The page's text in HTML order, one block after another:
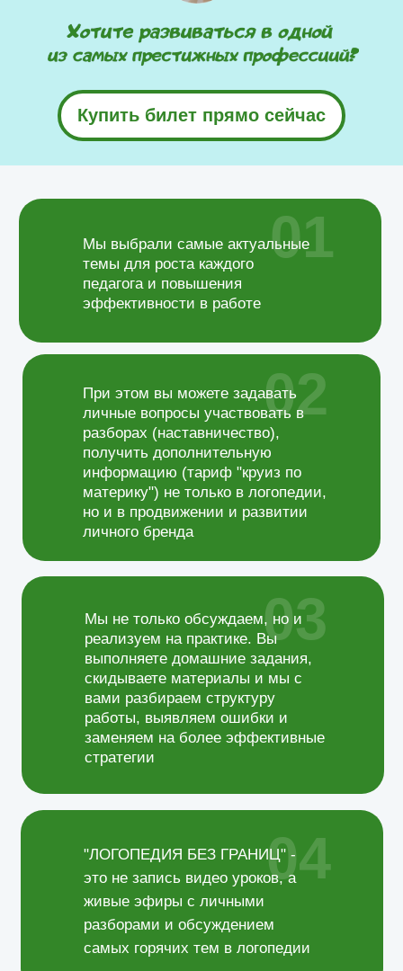
Купить билет прямо сейчас
Этот курс для Вас, если:
02
"ЛОГОПЕДИЯ БЕЗ ГРАНИЦ" -
это не запись видео уроков, а
живые эфиры с личными
разборами и обсуждением
самых горячих тем в логопедии
03
04
Мы не только обсуждаем, но и
реализуем на практике. Вы
выполняете домашние задания,
скидываете материалы и мы с
вами разбираем структуру
работы, выявляем ошибки и
заменяем на более эффективные
стратегии
Мы выбрали самые актуальные
темы для роста каждого
педагога и повышения
эффективности в работе
01
При этом вы можете задавать
личные вопросы участвовать в
разборах (наставничество),
получить дополнительную
информацию (тариф "круиз по
материку") не только в логопедии,
но и в продвижении и развитии
личного бренда